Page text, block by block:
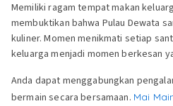
Memiliki ragam tempat makan
membuktikan bahwa Pulau Dewata
kuliner. Momen menikmati setiap
keluarga menjadi momen berkesan
Anda dapat menggabungkan
bermain secara bersamaan. Mai